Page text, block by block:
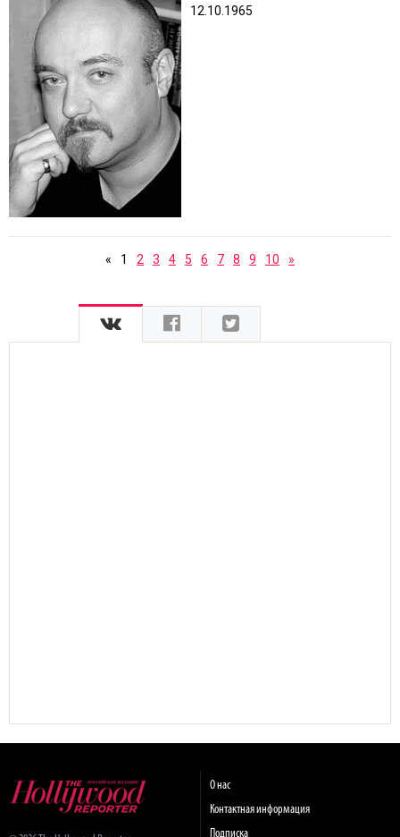
12.10.1965
« 1 2 3 4 5 6 7 8 9 10 »
О нас
Контактная информация
Подписка